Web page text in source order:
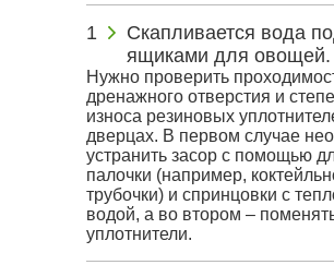
Скапливается вода
ящиками для овощей.
Нужно проверить
дренажного отверстия и
износа резиновых
дверцах. В первом случае
устранить засор с помощью
палочки (например,
трубочки) и спринцовки с
водой, а во втором –
уплотнители.